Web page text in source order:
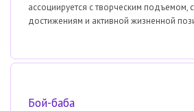
ассоциируется с творческим подъемом,
достижениям и активной жизненной
Бой-баба